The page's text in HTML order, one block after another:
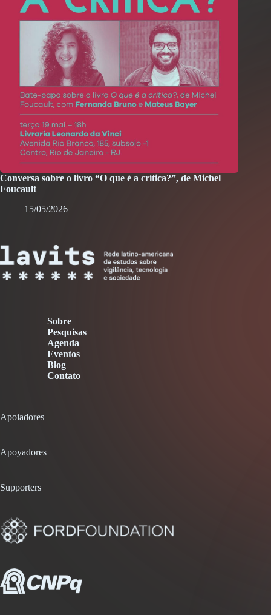
Conversa sobre o livro “O que é a crítica?”, de Michel
Foucault
15/05/2026
Sobre
Pesquisas
Agenda
Eventos
Blog
Contato
Apoiadores
Apoyadores
Supporters